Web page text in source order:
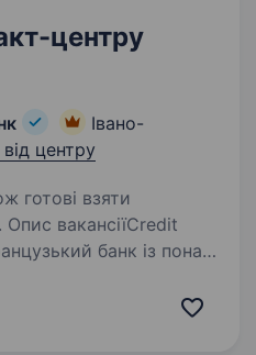
центру
Івано-
центру
готові взяти
банк із понад